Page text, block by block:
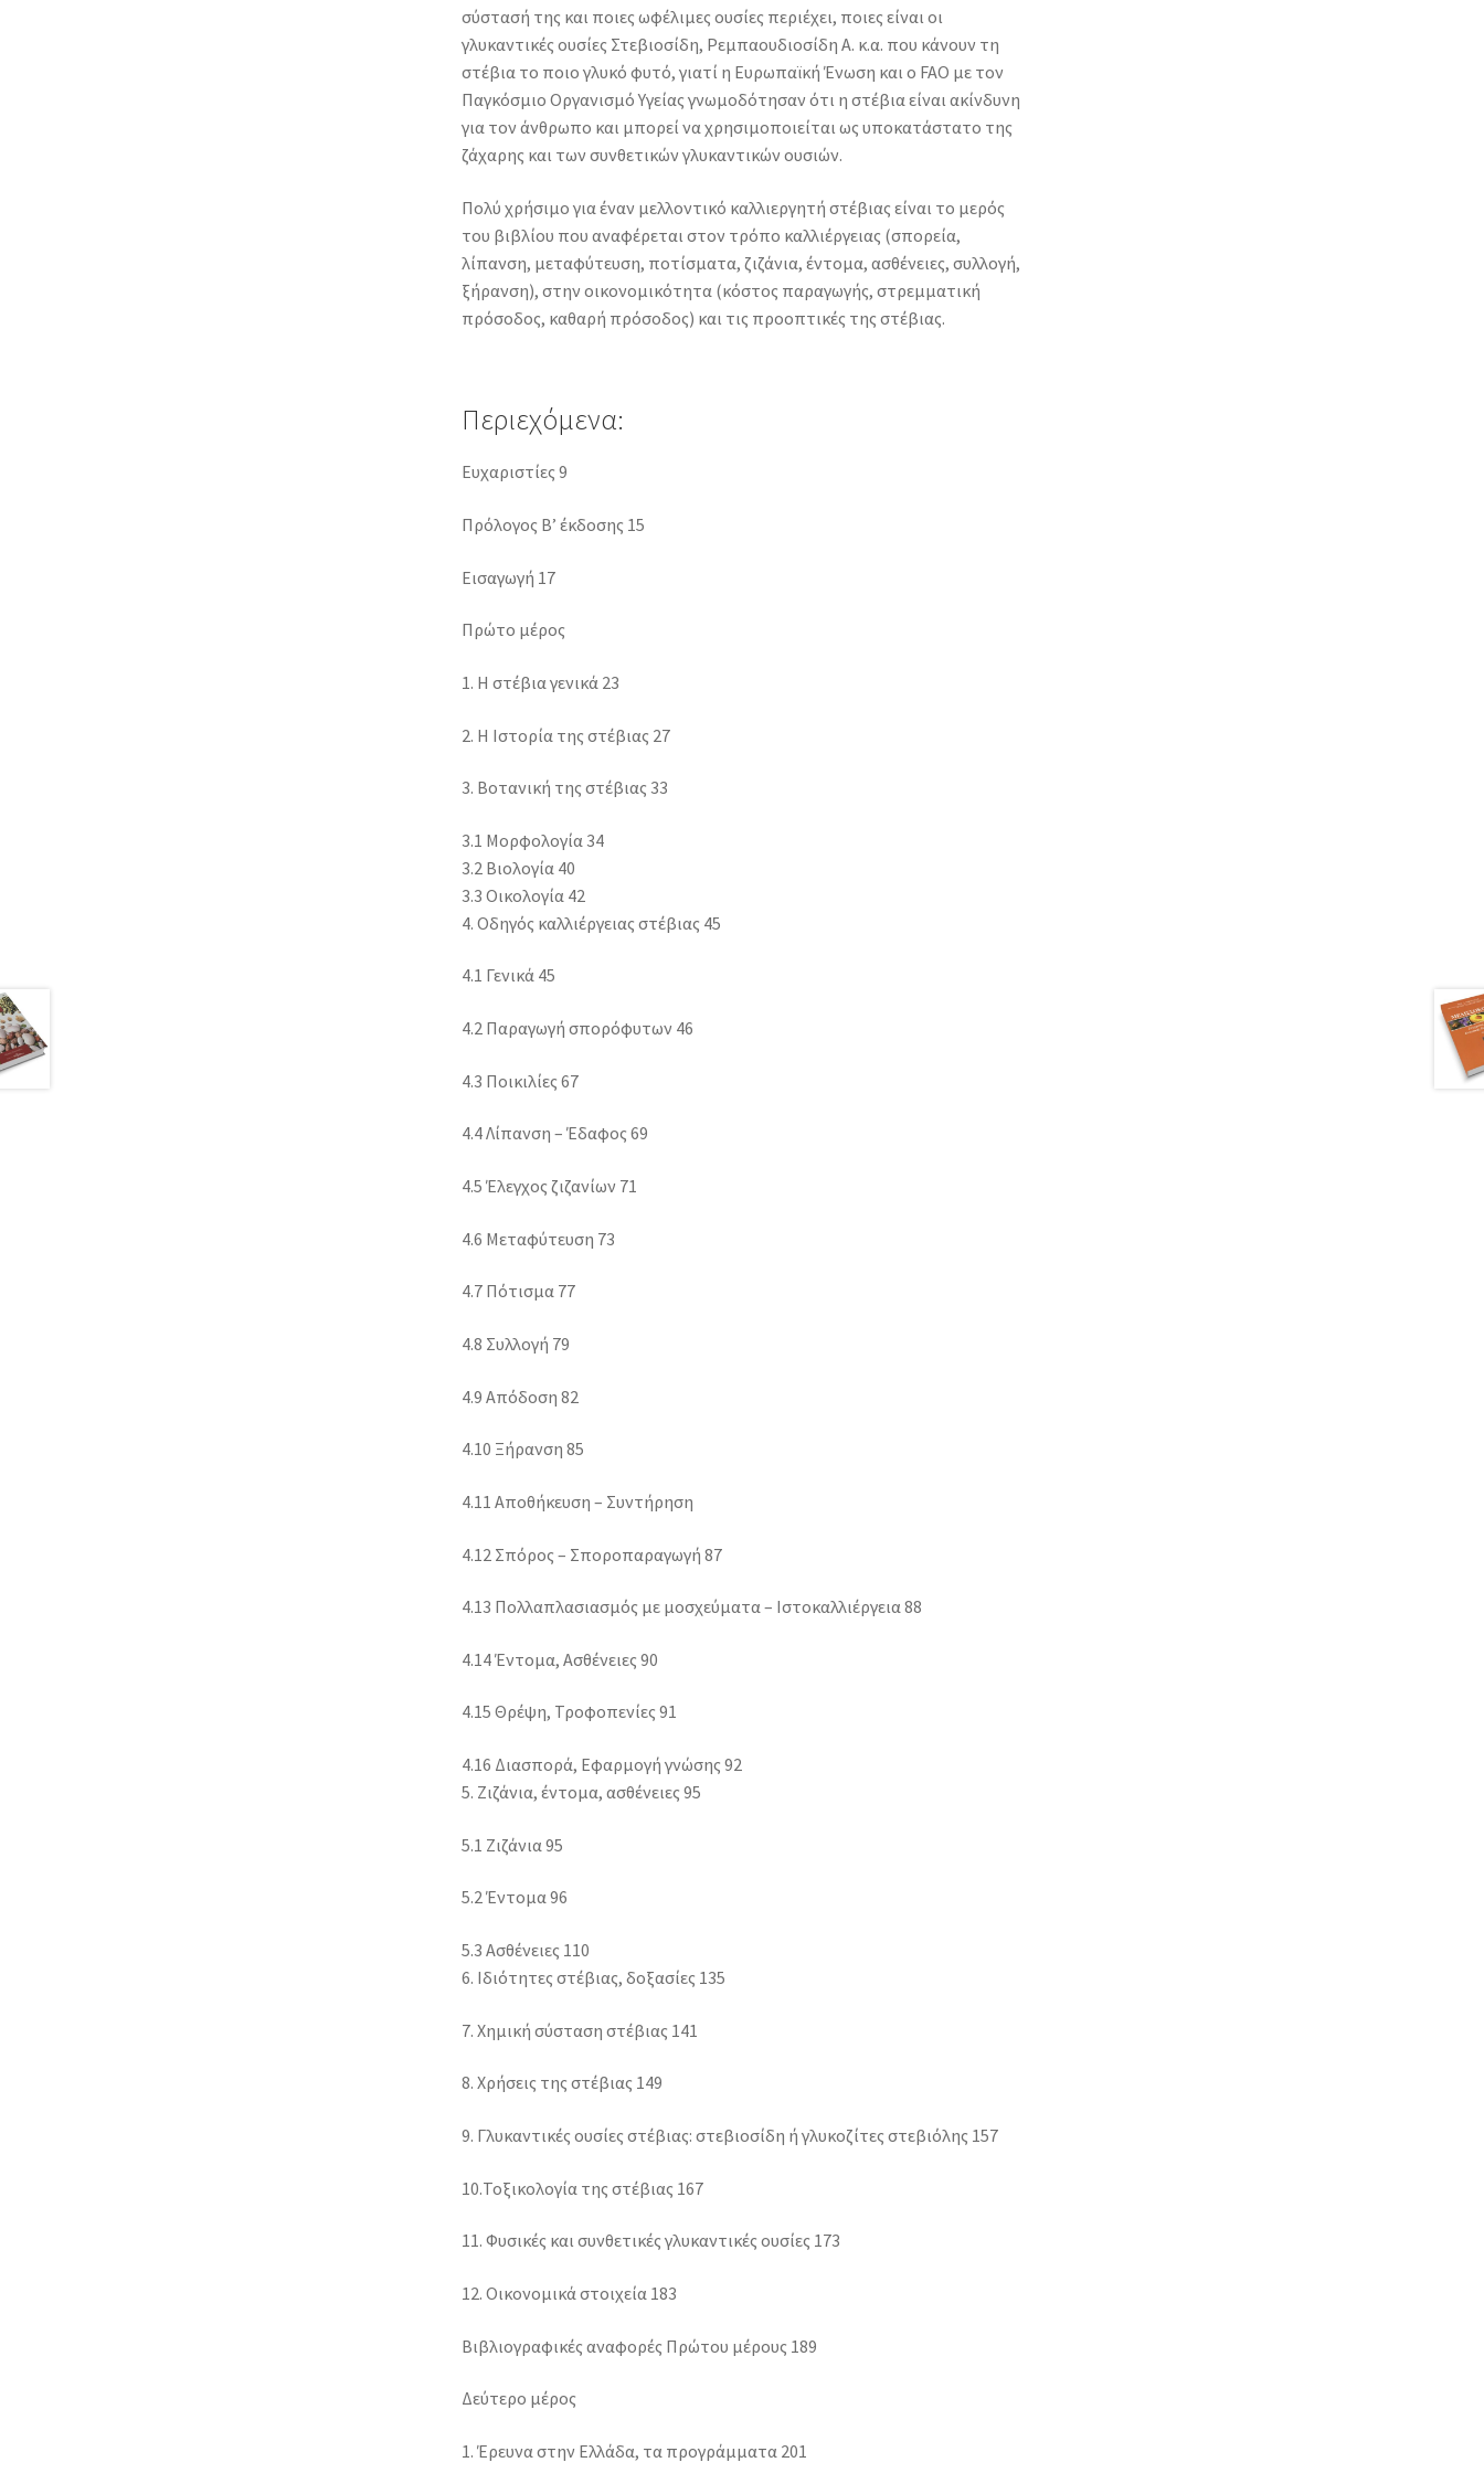
σύστασή της και ποιες ωφέλιμες ουσίες περιέχει, ποιες είναι οι
γλυκαντικές ουσίες Στεβιοσίδη, Ρεμπαουδιοσίδη Α. κ.α. που κάνουν τη
στέβια το ποιο γλυκό φυτό, γιατί η Ευρωπαϊκή Ένωση και ο FAO με τον
Παγκόσμιο Οργανισμό Υγείας γνωμοδότησαν ότι η στέβια είναι ακίνδυνη
για τον άνθρωπο και μπορεί να χρησιμοποιείται ως υποκατάστατο της
ζάχαρης και των συνθετικών γλυκαντικών ουσιών.
Πολύ χρήσιμο για έναν μελλοντικό καλλιεργητή στέβιας είναι το μερός
του βιβλίου που αναφέρεται στον τρόπο καλλιέργειας (σπορεία,
λίπανση, μεταφύτευση, ποτίσματα, ζιζάνια, έντομα, ασθένειες, συλλογή,
ξήρανση), στην οικονομικότητα (κόστος παραγωγής, στρεμματική
πρόσοδος, καθαρή πρόσοδος) και τις προοπτικές της στέβιας.
Περιεχόμενα:
Ευχαριστίες 9
Πρόλογος Β’ έκδοσης 15
Εισαγωγή 17
Πρώτο μέρος
1. Η στέβια γενικά 23
2. Η Ιστορία της στέβιας 27
3. Βοτανική της στέβιας 33
3.1 Μορφολογία 34
3.2 Βιολογία 40
3.3 Οικολογία 42
4. Οδηγός καλλιέργειας στέβιας 45
4.1 Γενικά 45
4.2 Παραγωγή σπορόφυτων 46
4.3 Ποικιλίες 67
4.4 Λίπανση – Έδαφος 69
4.5 Έλεγχος ζιζανίων 71
4.6 Μεταφύτευση 73
4.7 Πότισμα 77
4.8 Συλλογή 79
4.9 Απόδοση 82
4.10 Ξήρανση 85
4.11 Αποθήκευση – Συντήρηση
4.12 Σπόρος – Σποροπαραγωγή 87
4.13 Πολλαπλασιασμός με μοσχεύματα – Ιστοκαλλιέργεια 88
4.14 Έντομα, Ασθένειες 90
4.15 Θρέψη, Τροφοπενίες 91
4.16 Διασπορά, Εφαρμογή γνώσης 92
5. Ζιζάνια, έντομα, ασθένειες 95
5.1 Ζιζάνια 95
5.2 Έντομα 96
5.3 Ασθένειες 110
6. Ιδιότητες στέβιας, δοξασίες 135
7. Χημική σύσταση στέβιας 141
8. Χρήσεις της στέβιας 149
9. Γλυκαντικές ουσίες στέβιας: στεβιοσίδη ή γλυκοζίτες στεβιόλης 157
10.Τοξικολογία της στέβιας 167
11. Φυσικές και συνθετικές γλυκαντικές ουσίες 173
12. Οικονομικά στοιχεία 183
Βιβλιογραφικές αναφορές Πρώτου μέρους 189
Δεύτερο μέρος
1. Έρευνα στην Ελλάδα, τα προγράμματα 201